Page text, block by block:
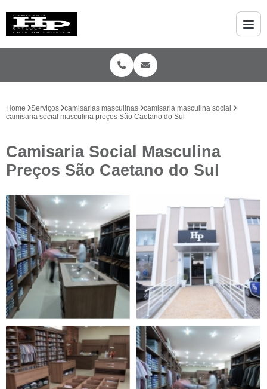
Home Serviços camisarias masculinas
camisaria masculina social
camisaria social masculina preços São Caetano do Sul
Camisaria Social Masculina
Preços São Caetano do Sul